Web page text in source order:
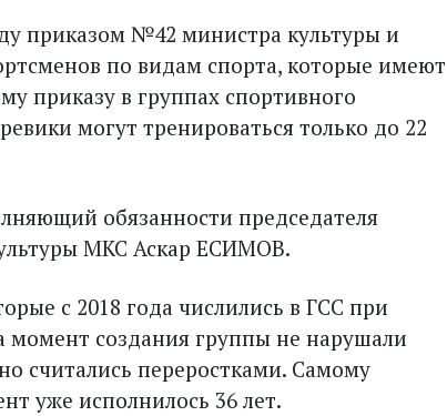
приказом №42 министра культуры и
по видам спорта, которые имеют
приказу в группах спортивного
могут тренироваться только до 22
обязанности председателя
МКС Аскар ЕСИМОВ.
с 2018 года числились в ГСС при
создания группы не нарушали
считались переростками. Самому
уже исполнилось 36 лет.